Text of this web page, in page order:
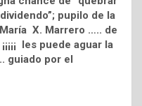
pupilo de la
X. Marrero ….. de
les puede aguar la
guiado por el